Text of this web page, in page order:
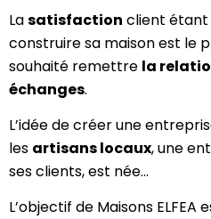
Lasatisfaction client étant
construire sa maison est le
souhaité remettre la
échanges.
L’idée de créer une
les artisans locaux, une
ses clients, est née…
L’objectif de Maisons